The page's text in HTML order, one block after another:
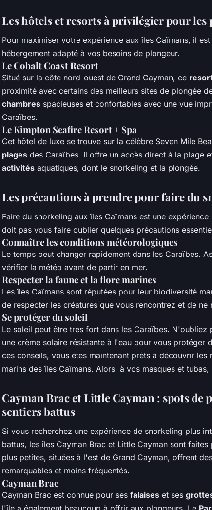
Les hôtels et resorts à privilégier pour les
Pour maximiser votre expérience aux îles Caïmans, il
hébergement adapté à vos besoins de plongeur.
Le Cobalt Coast Resort
Situé sur la côte nord-ouest de Grand Cayman, ce
proximité avec certains des meilleurs sites de plongée
chambres spacieuses et confortables avec une vue
Caraïbes.
Le Kimpton Seafire Resort + Spa
Cet hôtel de luxe se trouve sur la célèbre Seven Mile
plages des Caraïbes. Il offre un accès direct à la plage
activités aquatiques, dont le snorkeling et la plongée.
Les précautions à prendre pour faire du
Faire du snorkeling aux îles Caïmans est une
doit pas vous faire oublier quelques précautions
Connaître les conditions météorologiques
Le temps peut changer rapidement dans les Caraïbes.
vérifier la météo avant de partir en mer.
Respecter la faune et la flore marines
Les îles Caïmans sont réputées pour leur biodiversité
de respecter les créatures que vous rencontrez et de ne
Se protéger du soleil
Le soleil peut être très fort dans les Caraïbes. N'oubliez
une crème solaire résistante à l'eau pour vous protéger
ces conseils, vous êtes maintenant prêts à découvrir les
marins des îles Caïmans. Alors, à vos masques et
Cayman Brac et Little Cayman : spots de
sentiers battus
Si vous recherchez une expérience de snorkeling plus
battus, les îles Cayman Brac et Little Cayman sont
plus petites, situées à l'est de Grand Cayman, offrent
remarquables et moins fréquentés.
Cayman Brac
Cayman Brac est connue pour ses falaises et ses
l'île a également beaucoup à offrir aux plongeurs. Le